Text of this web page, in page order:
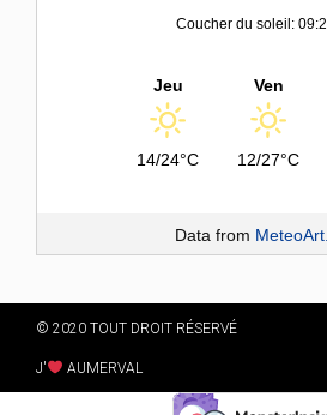
Coucher du soleil:
Jeu
14/24°C
Ven
12/27°C
Data from
© 2020 TOUT DROIT RÉSERVÉ
J' AUMERVAL